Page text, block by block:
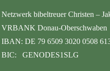
Netzwerk bibeltreuer Christen –
VRBANK Donau-Oberschwaben
IBAN: DE 79 6509 3020 0508
BIC: GENODES1SLG